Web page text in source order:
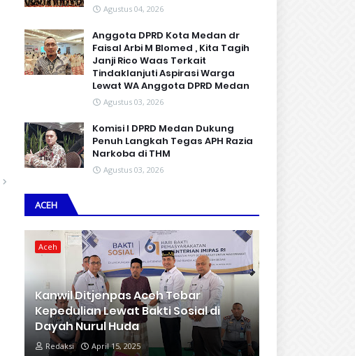
Agustus 04, 2026
Anggota DPRD Kota Medan dr
Faisal Arbi M Blomed , Kita Tagih
Janji Rico Waas Terkait
Tindaklanjuti Aspirasi Warga
Lewat WA Anggota DPRD Medan
Agustus 03, 2026
Komisi I DPRD Medan Dukung
Penuh Langkah Tegas APH Razia
Narkoba di THM
Agustus 03, 2026
ACEH
Aceh
Kanwil Ditjenpas Aceh Tebar
Kepedulian Lewat Bakti Sosial di
Dayah Nurul Huda
Redaksi April 15, 2025